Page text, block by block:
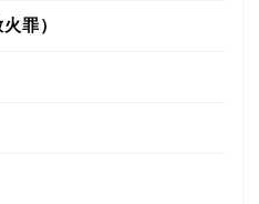
罪）